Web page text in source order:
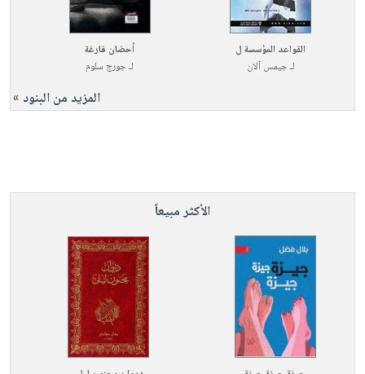
القواعد المؤسسة ل
لـجيمس آلان
أحضان فارغة
لـجورج سلوم
المزيد من البنود »
الأكثر مبيعاً